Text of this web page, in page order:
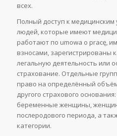
всех.
Полный доступ к медицинским
людей, которые имеют
работают по umowa o pracę,
взносами, зарегистрированы
легальную деятельность или
страхование. Отдельные
право на определённый
другого страхового
беременные женщины,
послеродового периода, а
категории.